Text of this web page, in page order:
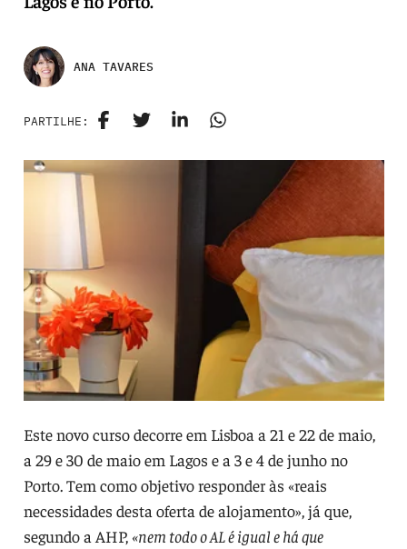
ANA TAVARES
PARTILHE:
Este novo curso decorre em Lisboa a 21 e 22 de maio,
a 29 e 30 de maio em Lagos e a 3 e 4 de junho no
Porto. Tem como objetivo responder às «reais
necessidades desta oferta de alojamento», já que,
segundo a AHP, «nem todo o AL é igual e há que